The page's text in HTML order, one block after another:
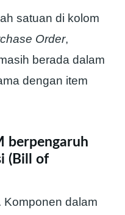
satuan di kolom
Order,
berada dalam
dengan item
berpengaruh
(Bill of
Komponen dalam